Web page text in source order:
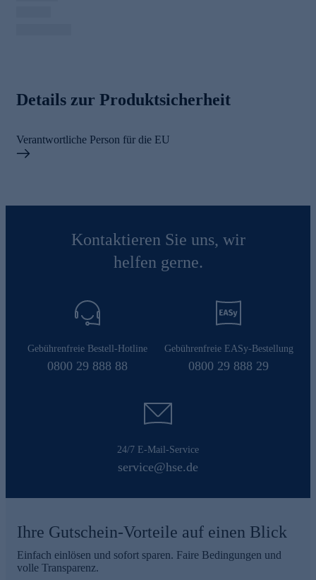
Details zur Produktsicherheit
Verantwortliche Person für die EU
Kontaktieren Sie uns, wir
helfen gerne.
Gebührenfreie Bestell-Hotline
0800 29 888 88
Gebührenfreie EASy-Bestellung
0800 29 888 29
24/7 E-Mail-Service
service@hse.de
Ihre Gutschein-Vorteile auf einen Blick
Einfach einlösen und sofort sparen. Faire Bedingungen und
volle Transparenz.